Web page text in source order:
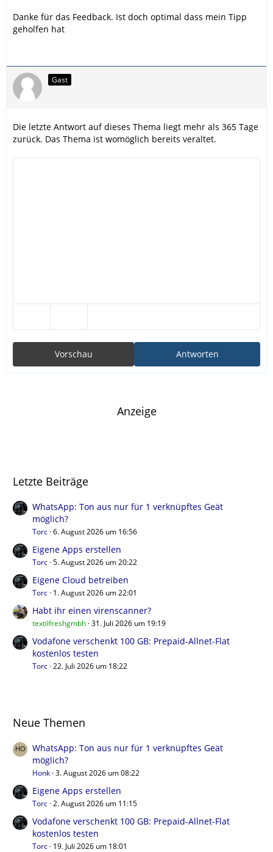
Danke für das Feedback. Ist doch optimal dass mein Tipp
geholfen hat
Gast
Die letzte Antwort auf dieses Thema liegt mehr als 365 Tage
zurück. Das Thema ist womöglich bereits veraltet.
Antworten
Vorschau
Anzeige
Letzte Beiträge
WhatsApp: Ton aus nur für 1 verknüpftes Geät
möglich?
Torc 6. August 2026 um 16:56
Eigene Apps erstellen
Torc 5. August 2026 um 20:22
Eigene Cloud betreiben
Torc 1. August 2026 um 22:01
Habt ihr einen virenscanner?
textilfreshgmbh 31. Juli 2026 um 19:19
Vodafone verschenkt 100 GB: Prepaid-Allnet-Flat
kostenlos testen
Torc 22. Juli 2026 um 18:22
Neue Themen
WhatsApp: Ton aus nur für 1 verknüpftes Geät
möglich?
Honk 3. August 2026 um 08:22
Eigene Apps erstellen
Torc 2. August 2026 um 11:15
Vodafone verschenkt 100 GB: Prepaid-Allnet-Flat
kostenlos testen
Torc 19. Juli 2026 um 18:01